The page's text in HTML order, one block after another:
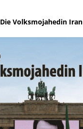
Die Volksmojahedin Iran